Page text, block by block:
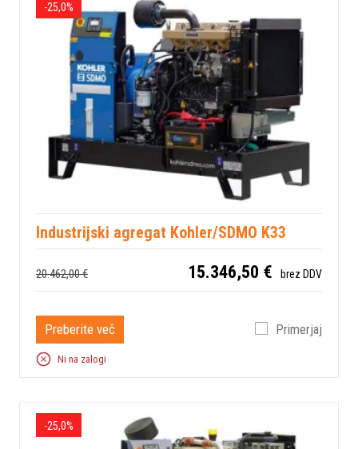
-25,0%
Industrijski agregat Kohler/SDMO K33
20.462,00 € 15.346,50 € brez DDV
Preberite več Primerjaj
Ni na zalogi
-25,0%